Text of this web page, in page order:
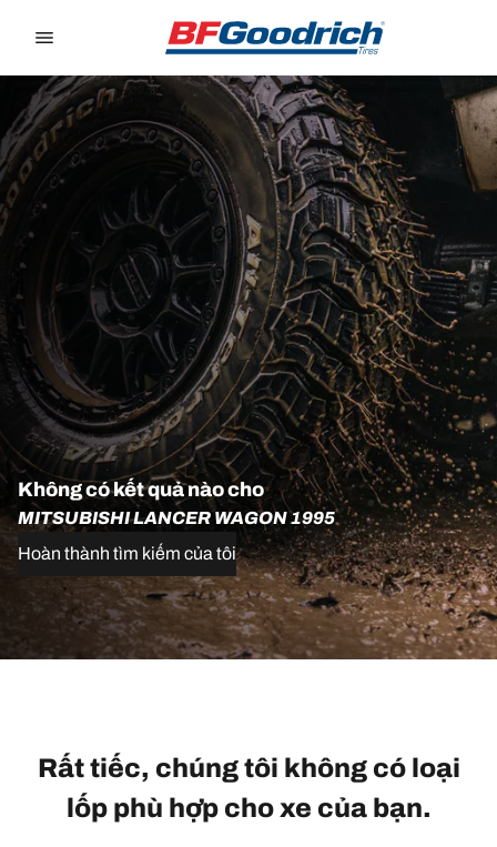
Không có kết quả nào cho
MITSUBISHI LANCER WAGON 1995
Hoàn thành tìm kiếm của tôi
Rất tiếc, chúng tôi không có loại
lốp phù hợp cho xe của bạn.